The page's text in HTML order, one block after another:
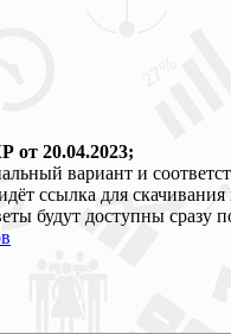
от 20.04.2023;
вариант и
ссылка для скачивания
будут доступны сразу